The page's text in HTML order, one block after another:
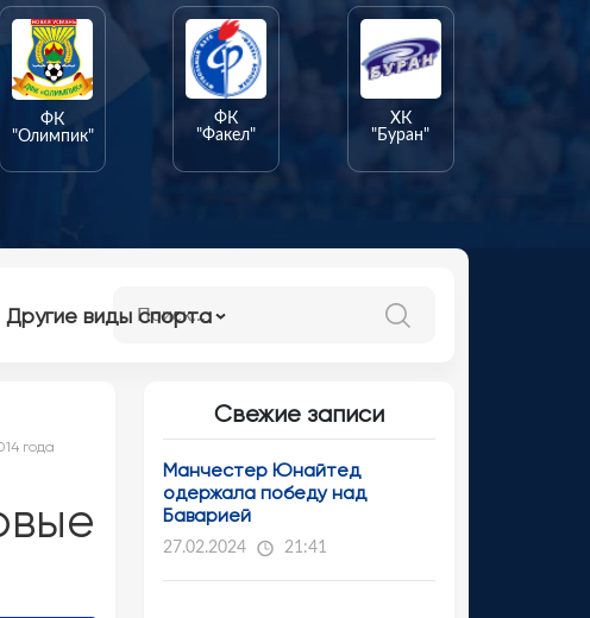
ФК
"Олимпик"
ФК
"Факел"
ХК
"Буран"
Другие виды спорта
года
Свежие записи
Манчестер Юнайтед
одержала победу над
Баварией
27.02.2024 21:41